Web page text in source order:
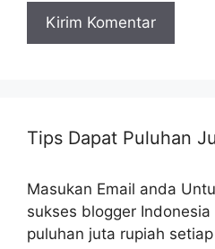
Tips Dapat Puluhan
Masukan Email anda
sukses blogger
puluhan juta rupiah